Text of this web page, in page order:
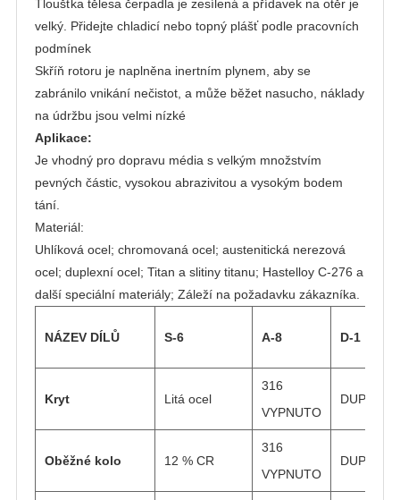
Tloušťka tělesa čerpadla je zesílená a přídavek na otěr je
velký. Přidejte chladicí nebo topný plášť podle pracovních
podmínek
Skříň rotoru je naplněna inertním plynem, aby se
zabránilo vnikání nečistot, a může běžet nasucho, náklady
na údržbu jsou velmi nízké
Aplikace:
Je vhodný pro dopravu média s velkým množstvím
pevných částic, vysokou abrazivitou a vysokým bodem
tání.
Materiál:
Uhlíková ocel; chromovaná ocel; austenitická nerezová
ocel; duplexní ocel; Titan a slitiny titanu; Hastelloy C-276 a
další speciální materiály; Záleží na požadavku zákazníka.
NÁZEV DÍLŮ S-6 A-8 D-1
Kryt Litá ocel
316
VYPNUTO
Oběžné kolo 12 % CR
316
VYPNUTO